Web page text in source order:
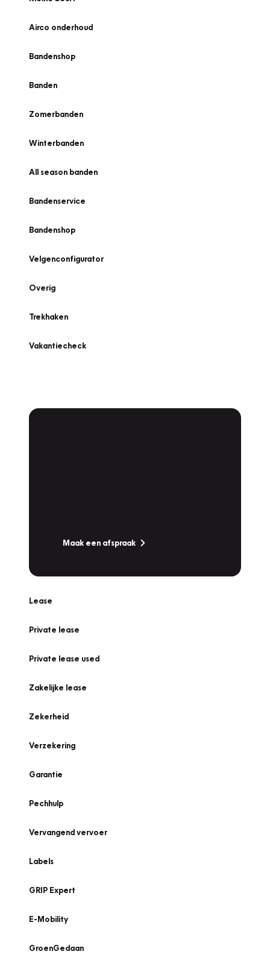
Airco onderhoud
Bandenshop
Banden
Zomerbanden
Winterbanden
All season banden
Bandenservice
Bandenshop
Velgenconfigurator
Overig
Trekhaken
Vakantiecheck
Maak een afspraak
Lease
Private lease
Private lease used
Zakelijke lease
Zekerheid
Verzekering
Garantie
Pechhulp
Vervangend vervoer
Labels
GRIP Expert
E-Mobility
GroenGedaan